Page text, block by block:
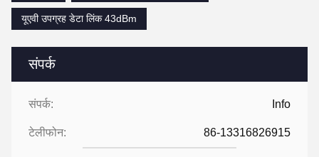
संपर्क
संपर्क: Info
टेलीफोन: 86-13316826915
यूएवी उपग्रह डेटा लिंक 43dBm